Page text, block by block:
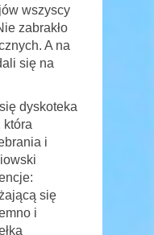
wszyscy
zabrakło
A na
się na
dyskoteka
która
i
się
i